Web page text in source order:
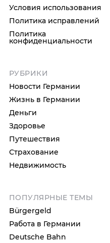
Условия использования
Политика исправлений
Политика
конфиденциальности
РУБРИКИ
Новости Германии
Жизнь в Германии
Деньги
Здоровье
Путешествия
Страхование
Недвижимость
ПОПУЛЯРНЫЕ ТЕМЫ
Bürgergeld
Работа в Германии
Deutsche Bahn